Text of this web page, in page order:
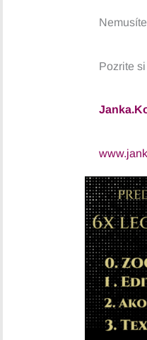
Pozrite